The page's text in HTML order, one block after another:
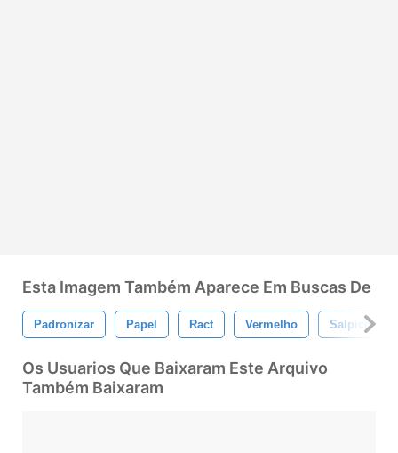
Esta Imagem Também Aparece Em Buscas De
Padronizar Papel Ract Vermelho Salpico
Os Usuarios Que Baixaram Este Arquivo
Também Baixaram